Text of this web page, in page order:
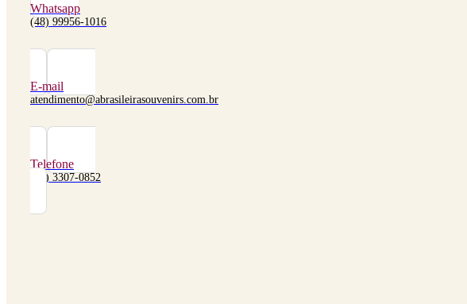
Whatsapp
(48) 99956-1016
E-mail
atendimento@abrasileirasouvenirs.com.br
Telefone
(48) 3307-0852